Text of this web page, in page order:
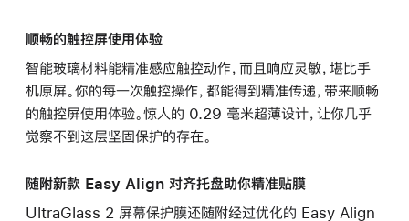
顺畅的触控屏使用体验
智能玻璃材料能精准感应触控动作，而且响应灵敏，堪比手
机原屏。你的每一次触控操作，都能得到精准传递，带来顺畅
的触控屏使用体验。惊人的 0.29 毫米超薄设计，让你几乎
觉察不到这层坚固保护的存在。
随附新款 Easy Align 对齐托盘助你精准贴膜
UltraGlass 2 屏幕保护膜还随附经过优化的 Easy Align